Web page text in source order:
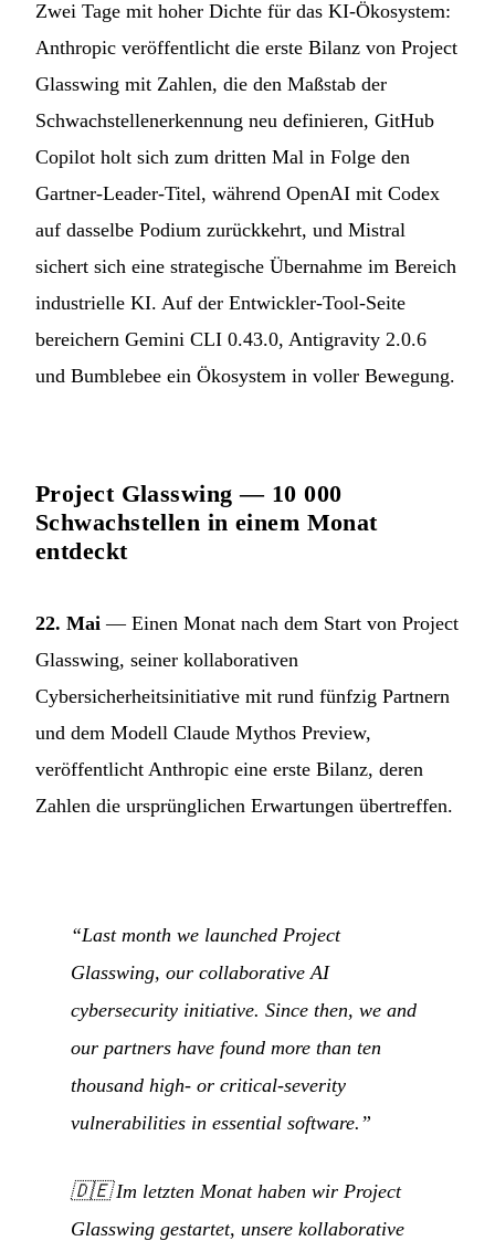
Zwei Tage mit hoher Dichte für das KI-Ökosystem:
Anthropic veröffentlicht die erste Bilanz von Project
Glasswing mit Zahlen, die den Maßstab der
Schwachstellenerkennung neu definieren, GitHub
Copilot holt sich zum dritten Mal in Folge den
Gartner-Leader-Titel, während OpenAI mit Codex
auf dasselbe Podium zurückkehrt, und Mistral
sichert sich eine strategische Übernahme im Bereich
industrielle KI. Auf der Entwickler-Tool-Seite
bereichern Gemini CLI 0.43.0, Antigravity 2.0.6
und Bumblebee ein Ökosystem in voller Bewegung.
Project Glasswing — 10 000
Schwachstellen in einem Monat
entdeckt
22. Mai — Einen Monat nach dem Start von Project
Glasswing, seiner kollaborativen
Cybersicherheitsinitiative mit rund fünfzig Partnern
und dem Modell Claude Mythos Preview,
veröffentlicht Anthropic eine erste Bilanz, deren
Zahlen die ursprünglichen Erwartungen übertreffen.
“Last month we launched Project
Glasswing, our collaborative AI
cybersecurity initiative. Since then, we and
our partners have found more than ten
thousand high- or critical-severity
vulnerabilities in essential software.”
🇩🇪Im letzten Monat haben wir Project
Glasswing gestartet, unsere kollaborative